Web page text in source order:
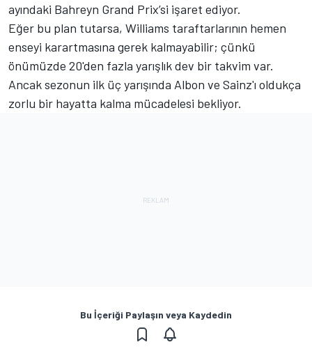
ayındaki Bahreyn Grand Prix’si işaret ediyor.
Eğer bu plan tutarsa, Williams taraftarlarının hemen
enseyi karartmasına gerek kalmayabilir; çünkü
önümüzde 20'den fazla yarışlık dev bir takvim var.
Ancak sezonun ilk üç yarışında Albon ve Sainz'ı oldukça
zorlu bir hayatta kalma mücadelesi bekliyor.
Bu İçeriği Paylaşın veya Kaydedin